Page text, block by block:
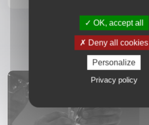
OK, accept all
Deny all cookies
Personalize
Privacy policy